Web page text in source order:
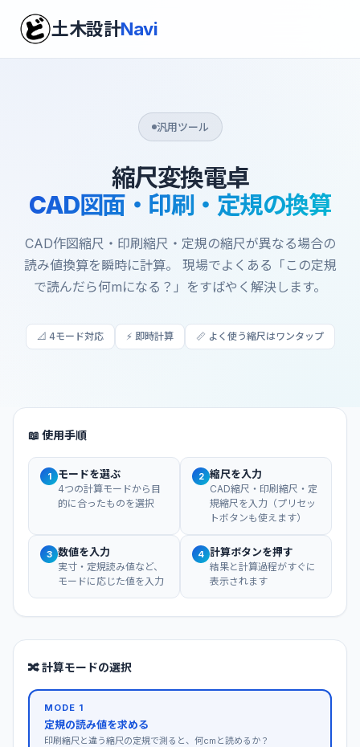
土木設計Navi
汎用ツール
縮尺変換電卓
CAD図面・印刷・定規の換算
CAD作図縮尺・印刷縮尺・定規の縮尺が異なる場合の
読み値換算を瞬時に計算。 現場でよくある「この定規
で読んだら何mになる？」をすばやく解決します。
📐 4モード対応 ⚡ 即時計算 📏 よく使う縮尺はワンタップ
📖 使用手順
1 モードを選ぶ
4つの計算モードから目
的に合ったものを選択
2 縮尺を入力
CAD縮尺・印刷縮尺・定
規縮尺を入力（プリセッ
トボタンも使えます）
3 数値を入力
実寸・定規読み値など、
モードに応じた値を入力
4 計算ボタンを押す
結果と計算過程がすぐに
表示されます
🔀 計算モードの選択
MODE 1
定規の読み値を求める
印刷縮尺と違う縮尺の定規で測ると、何cmと読めるか？